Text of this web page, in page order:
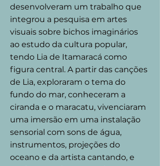
desenvolveram um trabalho que
integrou a pesquisa em artes
visuais sobre bichos imaginários
ao estudo da cultura popular,
tendo Lia de Itamaracá como
figura central. A partir das canções
de Lia, exploraram o tema do
fundo do mar, conheceram a
ciranda e o maracatu, vivenciaram
uma imersão em uma instalação
sensorial com sons de água,
instrumentos, projeções do
oceano e da artista cantando, e